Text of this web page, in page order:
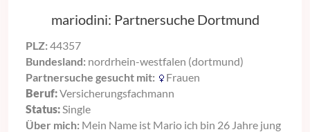
mariodini: Partnersuche Dortmund
PLZ: 44357
Bundesland: nordrhein-westfalen (dortmund)
Partnersuche gesucht mit:
Frauen
Beruf:Versicherungsfachmann
Status:Single
Über mich: Mein Name ist Mario ich bin 26 Jahre jung